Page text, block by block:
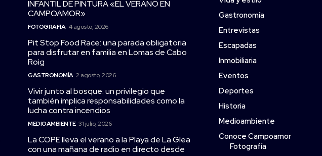
INFANTIL DE PINTURA «EL VERANO EN
CAMPOAMOR»
FOTOGRAFÍA 4 agosto, 2026
Pit Stop Food Race: una parada obligatoria
para disfrutar en familia en Lomas de Cabo
Roig
GASTRONOMÍA 2 agosto, 2026
Vivir junto al bosque: un privilegio que
también implica responsabilidades como la
lucha contra incendios
MEDIOAMBIENTE 31 julio, 2026
La COPE lleva el verano a la Playa de La Glea
con una mañana de radio en directo desde
Gastronomía
Entrevistas
Escapadas
Inmobiliaria
Eventos
Deportes
Historia
Medioambiente
Conoce Campoamor
Fotografía